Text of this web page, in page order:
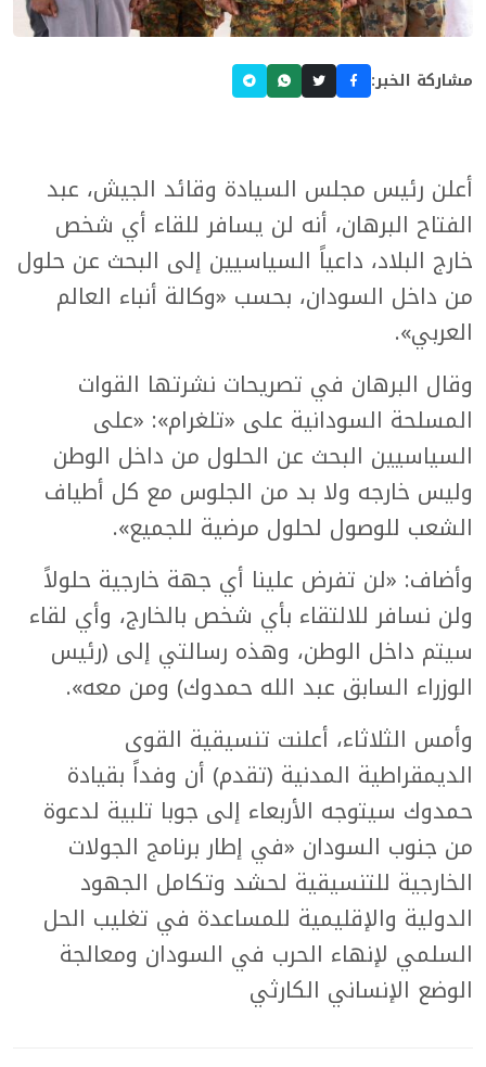
مشاركة الخبر:
أعلن رئيس مجلس السيادة وقائد الجيش، عبد
الفتاح البرهان، أنه لن يسافر للقاء أي شخص
خارج البلاد، داعياً السياسيين إلى البحث عن حلول
من داخل السودان، بحسب «وكالة أنباء العالم
العربي».
وقال البرهان في تصريحات نشرتها القوات
المسلحة السودانية على «تلغرام»: «على
السياسيين البحث عن الحلول من داخل الوطن
وليس خارجه ولا بد من الجلوس مع كل أطياف
الشعب للوصول لحلول مرضية للجميع».
وأضاف: «لن تفرض علينا أي جهة خارجية حلولاً
ولن نسافر للالتقاء بأي شخص بالخارج، وأي لقاء
سيتم داخل الوطن، وهذه رسالتي إلى (رئيس
الوزراء السابق عبد الله حمدوك) ومن معه».
وأمس الثلاثاء، أعلنت تنسيقية القوى
الديمقراطية المدنية (تقدم) أن وفداً بقيادة
حمدوك سيتوجه الأربعاء إلى جوبا تلبية لدعوة
من جنوب السودان «في إطار برنامج الجولات
الخارجية للتنسيقية لحشد وتكامل الجهود
الدولية والإقليمية للمساعدة في تغليب الحل
السلمي لإنهاء الحرب في السودان ومعالجة
الوضع الإنساني الكارثي